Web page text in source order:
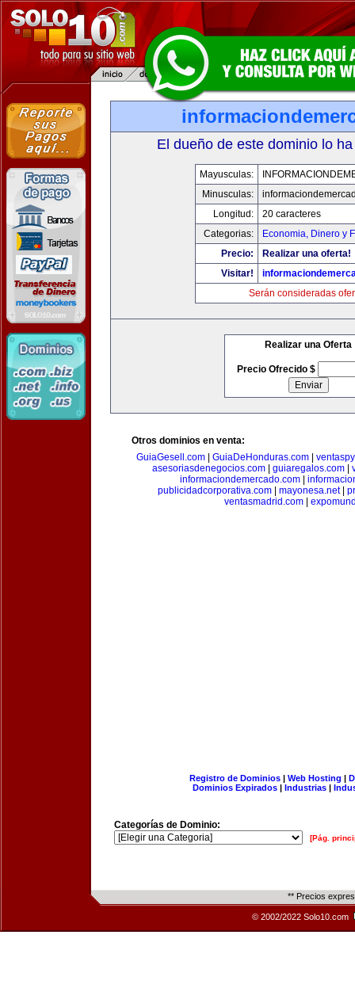
El dueño de este dominio lo
Mayusculas:
Minusculas:
Longitud:
20 caracteres
Categorias:
Economia, Dinero y
Precio:
Realizar una oferta!
Visitar!
Serán consideradas
Realizar una Oferta
Precio Ofrecido $
Otros dominios en venta:
GuiaGesell.com| GuiaDeHonduras.com|
asesoriasdenegocios.com
guiaregalos.com
informaciondemercado.com|
publicidadcorporativa.com
mayonesa.net|
ventasmadrid.com
Registro de Dominios| Web Hosting |
Dominios Expirados | Industrias |
Categorías de Dominio:
[Pág.
** Precios
© 2002/2022 Solo10.com